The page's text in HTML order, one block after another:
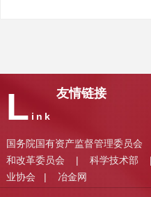
国务院国有资产监督管理委员会
和改革委员会 | 科学技术部
业协会 | 冶金网
L ink
友情链接